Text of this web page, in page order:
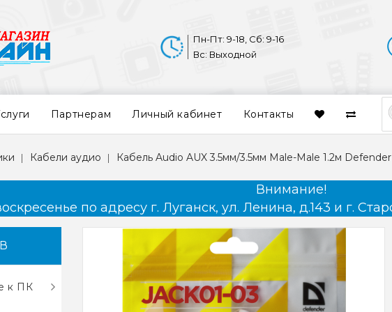
Пн-Пт: 9-18, Сб: 9-16
Вс: Выходной
Партнерам Личный кабинет Контакты
Кабели аудио Кабель Audio AUX 3.5мм/3.5мм Male-Male 1.2м
Внимание!
по адресу г. Луганск, ул. Ленина, д.143 и г.
к ПК